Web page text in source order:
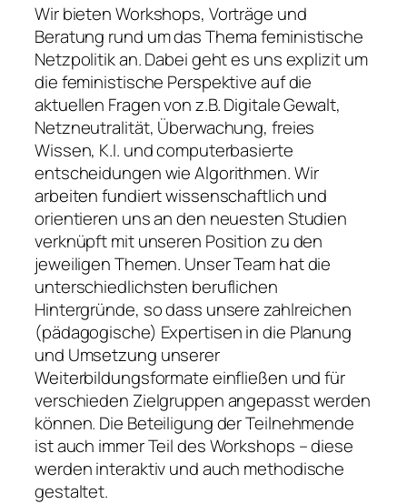
Wir bieten Workshops, Vorträge und
Beratung rund um das Thema feministische
Netzpolitik an. Dabei geht es uns explizit um
die feministische Perspektive auf die
aktuellen Fragen von z.B. Digitale Gewalt,
Netzneutralität, Überwachung, freies
Wissen, K.I. und computerbasierte
entscheidungen wie Algorithmen. Wir
arbeiten fundiert wissenschaftlich und
orientieren uns an den neuesten Studien
verknüpft mit unseren Position zu den
jeweiligen Themen. Unser Team hat die
unterschiedlichsten beruflichen
Hintergründe, so dass unsere zahlreichen
(pädagogische) Expertisen in die Planung
und Umsetzung unserer
Weiterbildungsformate einfließen und für
verschieden Zielgruppen angepasst werden
können. Die Beteiligung der Teilnehmende
ist auch immer Teil des Workshops – diese
werden interaktiv und auch methodische
gestaltet.